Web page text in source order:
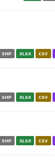
SHP XLSX CSV
SHP XLSX CSV
SHP XLSX CSV